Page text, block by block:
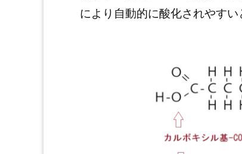
により自動的に酸化されやすい